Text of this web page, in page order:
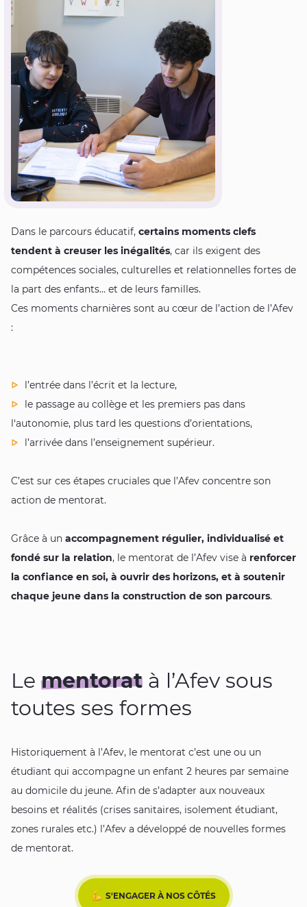
Dans le parcours éducatif, certains moments clefs
tendent à creuser les inégalités, car ils exigent des
compétences sociales, culturelles et relationnelles fortes de
la part des enfants… et de leurs familles.
Ces moments charnières sont au cœur de l’action de l’Afev
:
l’entrée dans l’écrit et la lecture,
le passage au collège et les premiers pas dans
l‘autonomie, plus tard les questions d’orientations,
l’arrivée dans l’enseignement supérieur.
C’est sur ces étapes cruciales que l’Afev concentre son
action de mentorat.
Grâce à un accompagnement régulier, individualisé et
fondé sur la relation, le mentorat de l’Afev vise à renforcer
la confiance en soi, à ouvrir des horizons, et à soutenir
chaque jeune dans la construction de son parcours.
Le mentorat à l’Afev sous
toutes ses formes
Historiquement à l’Afev, le mentorat c’est une ou un
étudiant qui accompagne un enfant 2 heures par semaine
au domicile du jeune. Afin de s’adapter aux nouveaux
besoins et réalités (crises sanitaires, isolement étudiant,
zones rurales etc.) l’Afev a développé de nouvelles formes
de mentorat.
S'ENGAGER À NOS CÔTÉS